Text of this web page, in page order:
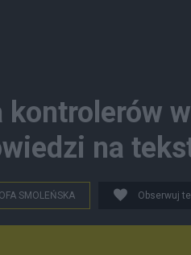
kontrolerów
na
SMOLEŃSKA Obserwuj